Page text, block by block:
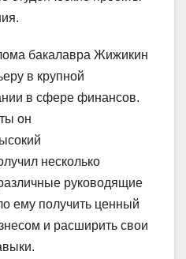
бакалавра Жижикин
в крупной
в сфере финансов.
он
несколько
руководящие
ему получить ценный
и расширить свои